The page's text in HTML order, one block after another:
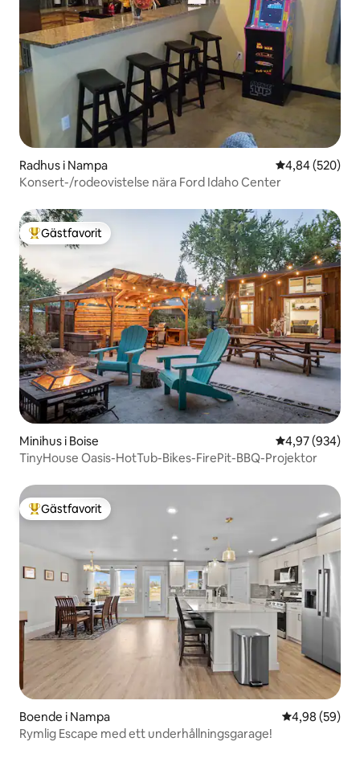
Radhus i Nampa 4,84 av 5 i
4,84 (520)
Konsert-/rodeovistelse nära Ford Idaho Center
Populär gästfavorit
Gästfavorit
Minihus i Boise 4,97 av 5 i
4,97 (934)
TinyHouse Oasis-HotTub-Bikes-FirePit-BBQ-Projektor
Populär gästfavorit
Gästfavorit
Boende i Nampa 4,98 av 5 i
4,98 (59)
Rymlig Escape med ett underhållningsgarage!